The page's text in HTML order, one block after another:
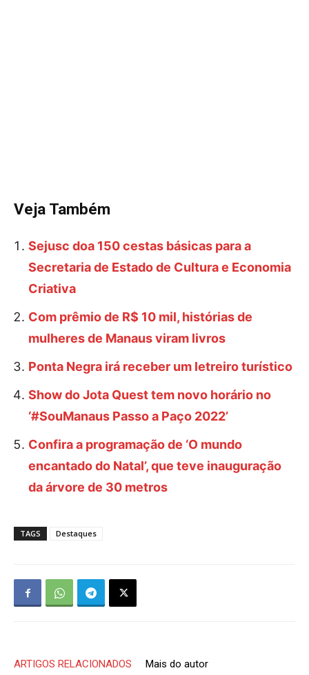
Veja Também
Sejusc doa 150 cestas básicas para a
Secretaria de Estado de Cultura e Economia
Criativa
Com prêmio de R$ 10 mil, histórias de
mulheres de Manaus viram livros
Ponta Negra irá receber um letreiro turístico
Show do Jota Quest tem novo horário no
‘#SouManaus Passo a Paço 2022’
Confira a programação de ‘O mundo
encantado do Natal’, que teve inauguração
da árvore de 30 metros
TAGS Destaques
ARTIGOS RELACIONADOS Mais do autor